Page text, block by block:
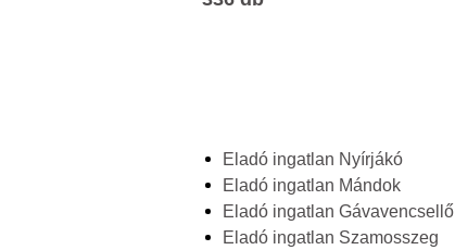
Eladó ingatlan Nyírjákó
Eladó ingatlan Mándok
Eladó ingatlan Gávavencsellő
Eladó ingatlan Szamosszeg